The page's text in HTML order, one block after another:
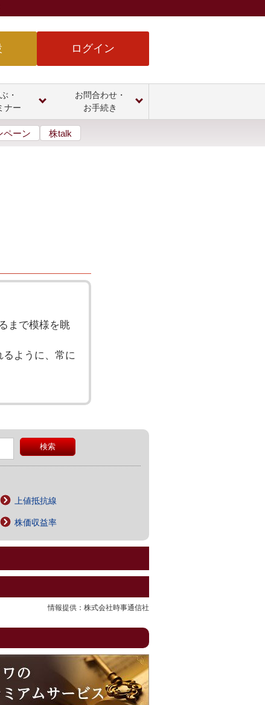
ログイン
・
ナー
お問合わせ・
お手続き
ペーン 株talk
まで模様を眺
ように、常に
上値抵抗線
株価収益率
情報提供：株式会社時事通信社